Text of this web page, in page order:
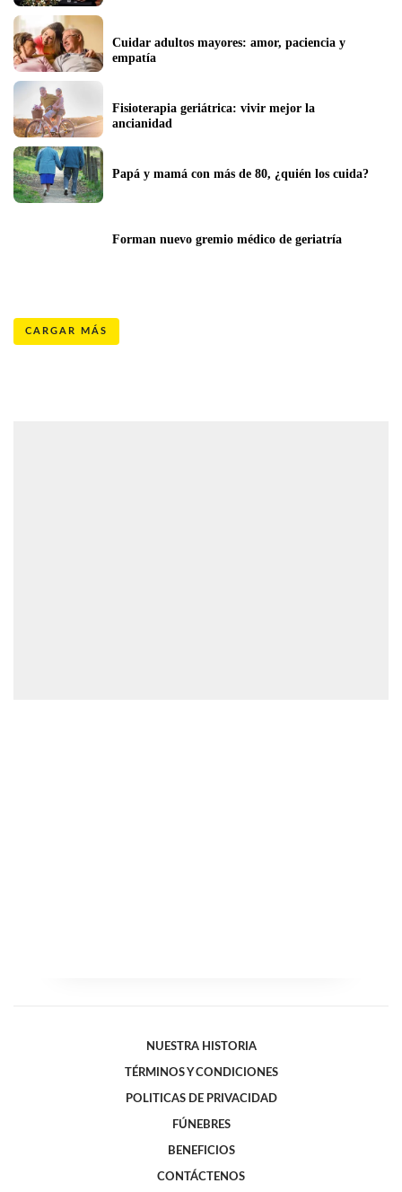
Cuidar adultos mayores: amor, paciencia y
empatía
Fisioterapia geriátrica: vivir mejor la
ancianidad
Papá y mamá con más de 80, ¿quién los cuida?
Forman nuevo gremio médico de geriatría
CARGAR MÁS
NUESTRA HISTORIA
TÉRMINOS Y CONDICIONES
POLITICAS DE PRIVACIDAD
FÚNEBRES
BENEFICIOS
CONTÁCTENOS